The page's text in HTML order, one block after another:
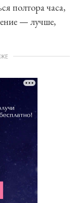
полтора часа,
— лучше,